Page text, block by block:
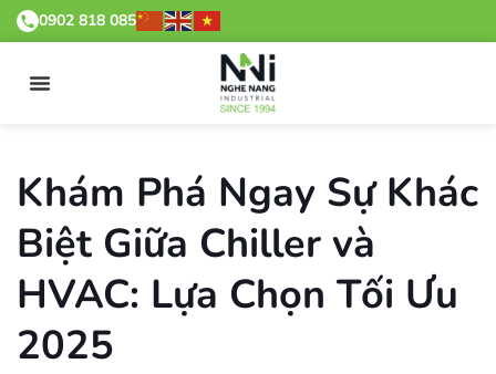
0902 818 085
Khám Phá Ngay Sự Khác
Biệt Giữa Chiller và
HVAC: Lựa Chọn Tối Ưu
2025